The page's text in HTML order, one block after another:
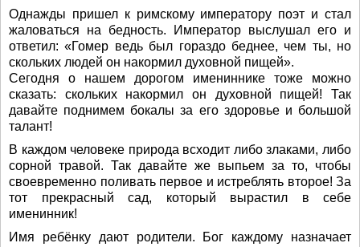
Однажды пришел к римскому императору поэт и стал
жаловаться на бедность. Император выслушал его и
ответил: «Гомер ведь был гораздо беднее, чем ты, но
скольких людей он накормил духовной пищей».
Сегодня о нашем дорогом имениннике тоже можно
сказать: скольких накормил он духовной пищей! Так
давайте поднимем бокалы за его здоровье и большой
талант!
В каждом человеке природа всходит либо злаками, либо
сорной травой. Так давайте же выпьем за то, чтобы
своевременно поливать первое и истреблять второе! За
тот прекрасный сад, который вырастил в себе
именинник!
Имя ребёнку дают родители. Бог каждому назначает